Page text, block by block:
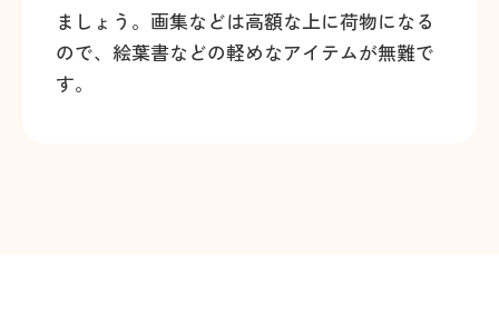
ましょう。画集などは高額な上に荷物になる
ので、絵葉書などの軽めなアイテムが無難で
す。